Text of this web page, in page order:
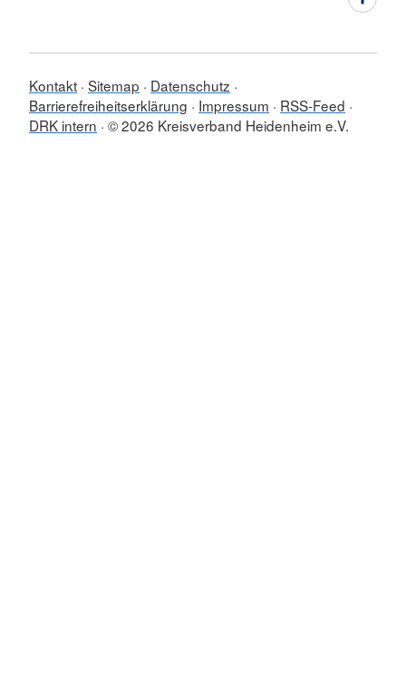
Kontakt Sitemap
Datenschutz
Barrierefreiheitserklärung
Impressum
RSS-Feed
DRK intern © 2026 Kreisverband Heidenheim e.V.